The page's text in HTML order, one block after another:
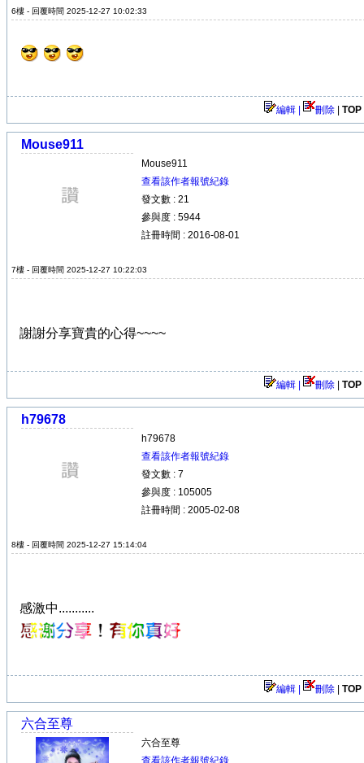
6樓 - 回覆時間 2025-12-27 10:02:33
編輯 | 刪除 TOP
Mouse911
Mouse911
查看該作者報號紀錄
發文數 : 21
參與度 : 5944
註冊時間 : 2016-08-01
7樓 - 回覆時間 2025-12-27 10:22:03
謝謝分享寶貴的心得~~~~
編輯 | 刪除 TOP
h79678
h79678
查看該作者報號紀錄
發文數 : 7
參與度 : 105005
註冊時間 : 2005-02-08
8樓 - 回覆時間 2025-12-27 15:14:04
感激中...........
編輯 | 刪除 TOP
六合至尊
六合至尊